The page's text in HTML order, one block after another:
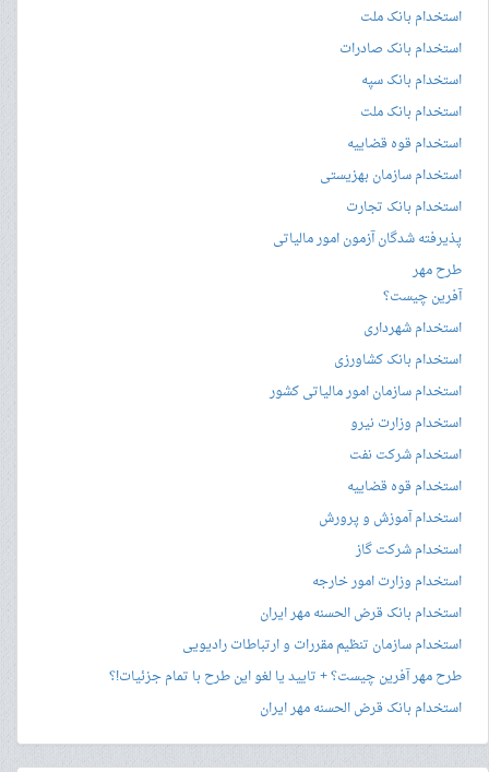
استخدام بانک ملت
استخدام بانک صادرات
استخدام بانک سپه
استخدام بانک ملت
استخدام قوه قضاییه
استخدام سازمان بهزیستی
استخدام بانک تجارت
پذیرفته شدگان آزمون امور مالیاتی
طرح مهر
آفرین چیست؟
استخدام شهرداری
استخدام بانک کشاورزی
استخدام سازمان امور مالیاتی کشور
استخدام وزارت نیرو
استخدام شرکت نفت
استخدام قوه قضاییه
استخدام آموزش و پرورش
استخدام شرکت گاز
استخدام وزارت امور خارجه
استخدام بانک قرض الحسنه مهر ایران
استخدام سازمان تنظیم مقررات و ارتباطات رادیویی
طرح مهر آفرین چیست؟ + تایید یا لغو این طرح با تمام جزئیات!؟
استخدام بانک قرض الحسنه مهر ایران